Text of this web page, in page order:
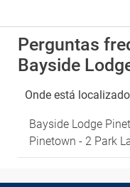
Perguntas
Bayside
Onde está
Bayside Lodge
Pinetown - 2 Park